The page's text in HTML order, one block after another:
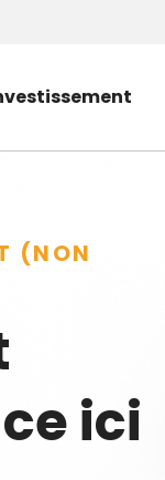
(NON
ici